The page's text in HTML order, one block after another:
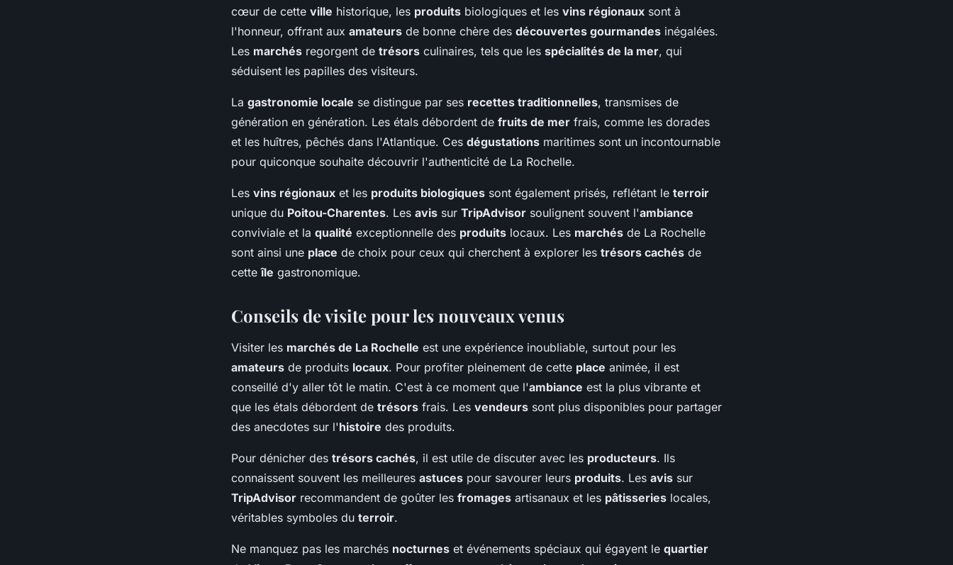
cœur de cette ville historique, les produits biologiques et les vins régionaux sont à
l'honneur, offrant aux amateurs de bonne chère des découvertes gourmandes inégalées.
Les marchés regorgent de trésors culinaires, tels que les spécialités de la mer, qui
séduisent les papilles des visiteurs.
La gastronomie locale se distingue par ses recettes traditionnelles, transmises de
génération en génération. Les étals débordent de fruits de mer frais, comme les dorades
et les huîtres, pêchés dans l'Atlantique. Ces dégustations maritimes sont un incontournable
pour quiconque souhaite découvrir l'authenticité de La Rochelle.
Les vins régionaux et les produits biologiques sont également prisés, reflétant le terroir
unique du Poitou-Charentes. Les avis sur TripAdvisor soulignent souvent l'ambiance
conviviale et la qualité exceptionnelle des produits locaux. Les marchés de La Rochelle
sont ainsi une place de choix pour ceux qui cherchent à explorer les trésors cachés de
cetteîle gastronomique.
Conseils de visite pour les nouveaux venus
Visiter les marchés de La Rochelle est une expérience inoubliable, surtout pour les
amateurs de produits locaux. Pour profiter pleinement de cette place animée, il est
conseillé d'y aller tôt le matin. C'est à ce moment que l'ambiance est la plus vibrante et
que les étals débordent de trésors frais. Les vendeurs sont plus disponibles pour partager
des anecdotes sur l'histoire des produits.
Pour dénicher des trésors cachés, il est utile de discuter avec les producteurs. Ils
connaissent souvent les meilleures astuces pour savourer leurs produits. Les avis sur
TripAdvisor recommandent de goûter les fromages artisanaux et les pâtisseries locales,
véritables symboles du terroir.
Ne manquez pas les marchés nocturnes et événements spéciaux qui égayent le quartier